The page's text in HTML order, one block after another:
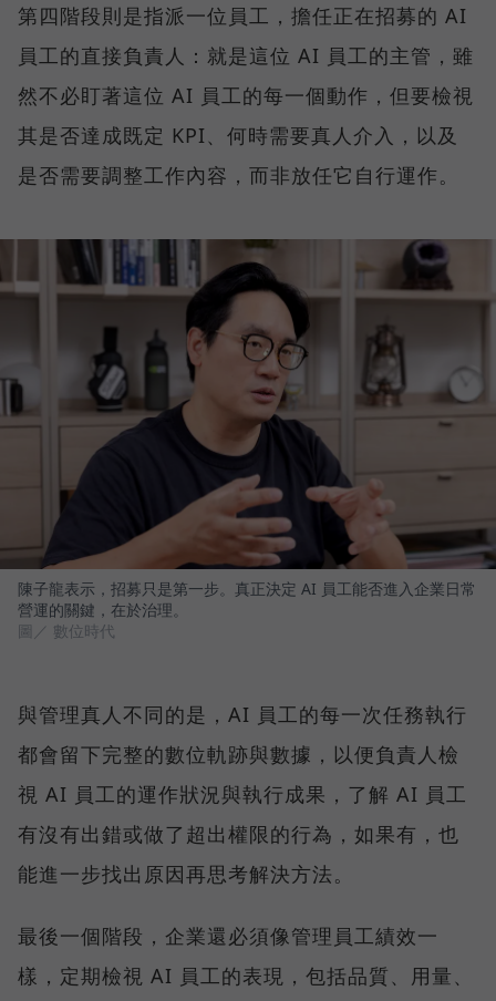
第四階段則是指派一位員工，擔任正在招募的 AI
員工的直接負責人：就是這位 AI 員工的主管，雖
然不必盯著這位 AI 員工的每一個動作，但要檢視
其是否達成既定 KPI、何時需要真人介入，以及
是否需要調整工作內容，而非放任它自行運作。
陳子龍表示，招募只是第一步。真正決定 AI 員工能否進入企業日常
營運的關鍵，在於治理。
圖／ 數位時代
與管理真人不同的是，AI 員工的每一次任務執行
都會留下完整的數位軌跡與數據，以便負責人檢
視 AI 員工的運作狀況與執行成果，了解 AI 員工
有沒有出錯或做了超出權限的行為，如果有，也
能進一步找出原因再思考解決方法。
最後一個階段，企業還必須像管理員工績效一
樣，定期檢視 AI 員工的表現，包括品質、用量、